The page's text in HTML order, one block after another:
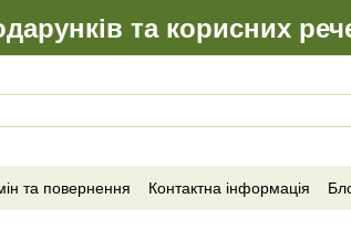
та корисних
та повернення Контактна інформація